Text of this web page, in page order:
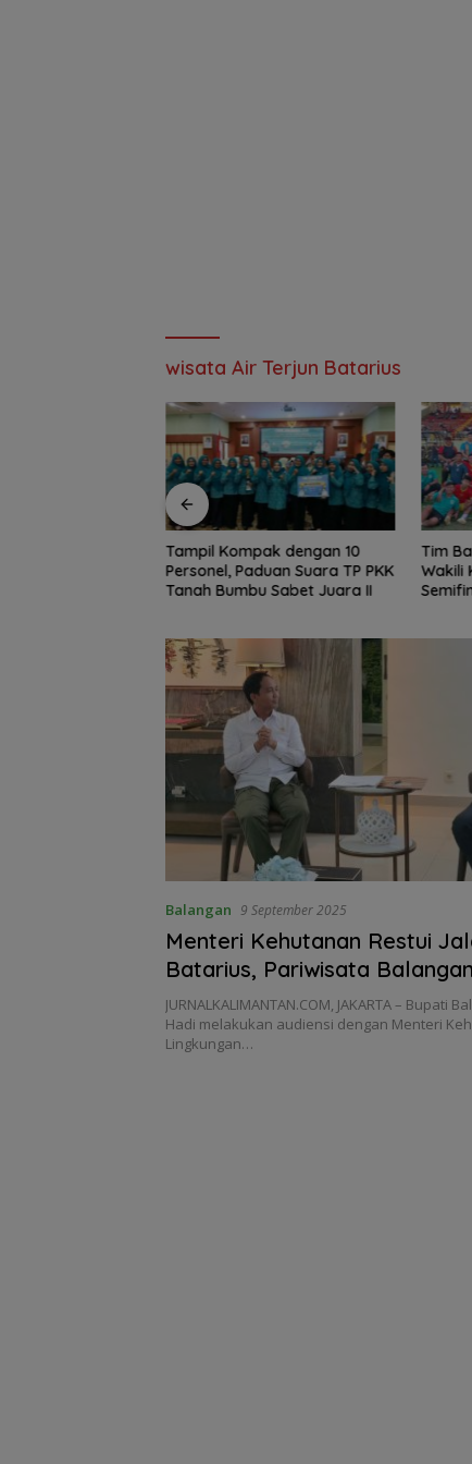
wisata Air Terjun Batarius
Tim Banjar dan Tabalong
Wakili Kalsel ke Babak
Semifinal Gubernur Cup Road
Erick
Balangan 9 September 2025
Menteri Kehutanan Restui
Batarius, Pariwisata
Melesat!
JURNALKALIMANTAN.COM, JAKARTA – Bupati
Hadi melakukan audiensi dengan Menteri
Lingkungan…